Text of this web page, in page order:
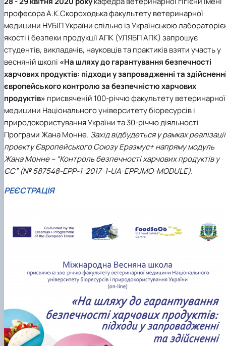
професора А.К.Скороходька факультету ветеринарної
медицини НУБІП України спільно із Українською
якості і безпеки продукції АПК (УЛЯБП АПК) запрошує
студентів, викладачів, науковців та практиків взяти участь у
весняній школі «На шляху до гарантування безпечності
харчових продуктів: підходи у запровадженні та
європейського контролю за безпечністю харчових
продуктів» присвяченій 100-річчю факультету ветеринарної
медицини Національного університету біоресурсів і
природокористування України та 30-річчю діяльності
Програми Жана Монне. Захід відбудеться у рамках реалізації
проекту Європейського Союзу Еразмус+ напряму модуль
Жана Монне – “Контроль безпечності харчових продуктів у
ЄС” (№ 587548-EPP-1-2017-1-UA-EPPJMO-MODULE).
РЕЄСТРАЦІЯ